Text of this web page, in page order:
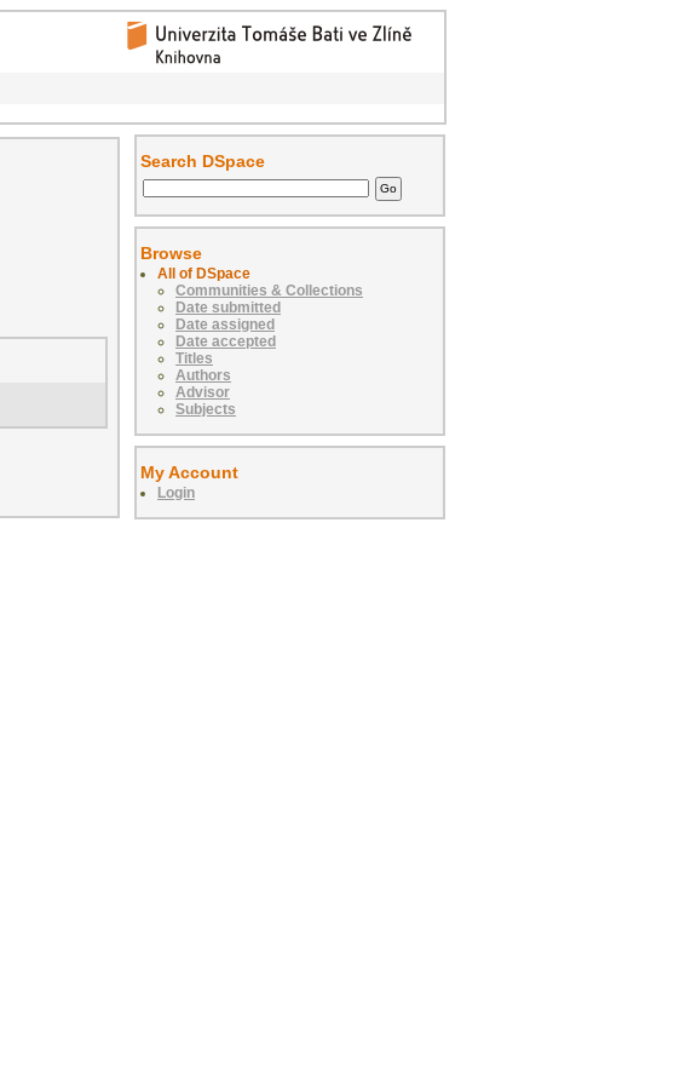
Search DSpace
Browse
All of DSpace
Communities & Collections
Date submitted
Date assigned
Date accepted
Titles
Authors
Advisor
Subjects
My Account
Login